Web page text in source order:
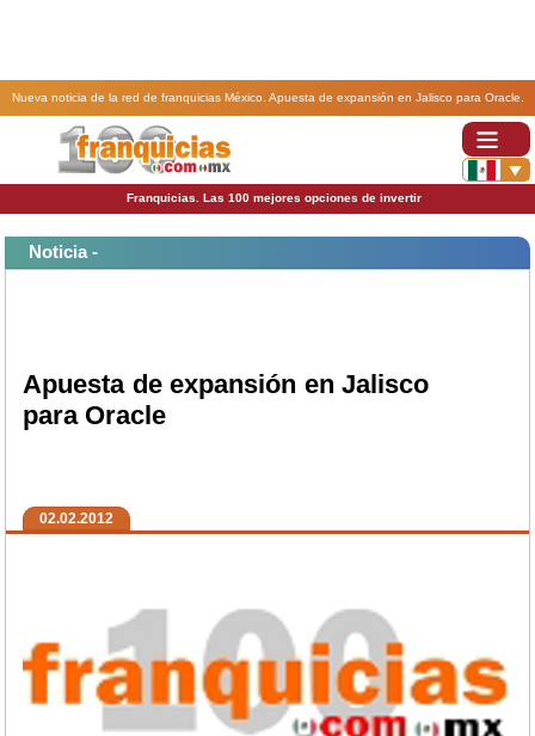
Nueva noticia de la red de franquicias México. Apuesta de expansión en Jalisco para Oracle.
Franquicias. Las 100 mejores opciones de invertir
Noticia -
Apuesta de expansión en Jalisco
para Oracle
02.02.2012